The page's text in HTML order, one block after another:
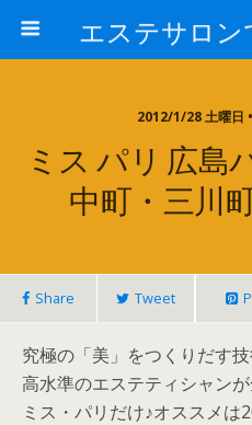
2012/1/28 土曜
ミス パリ 広島
中町・三川
Share Tweet
究極の「美」をつくりだす
高水準のエステティシャン
ミス・パリだけ♪オススメは